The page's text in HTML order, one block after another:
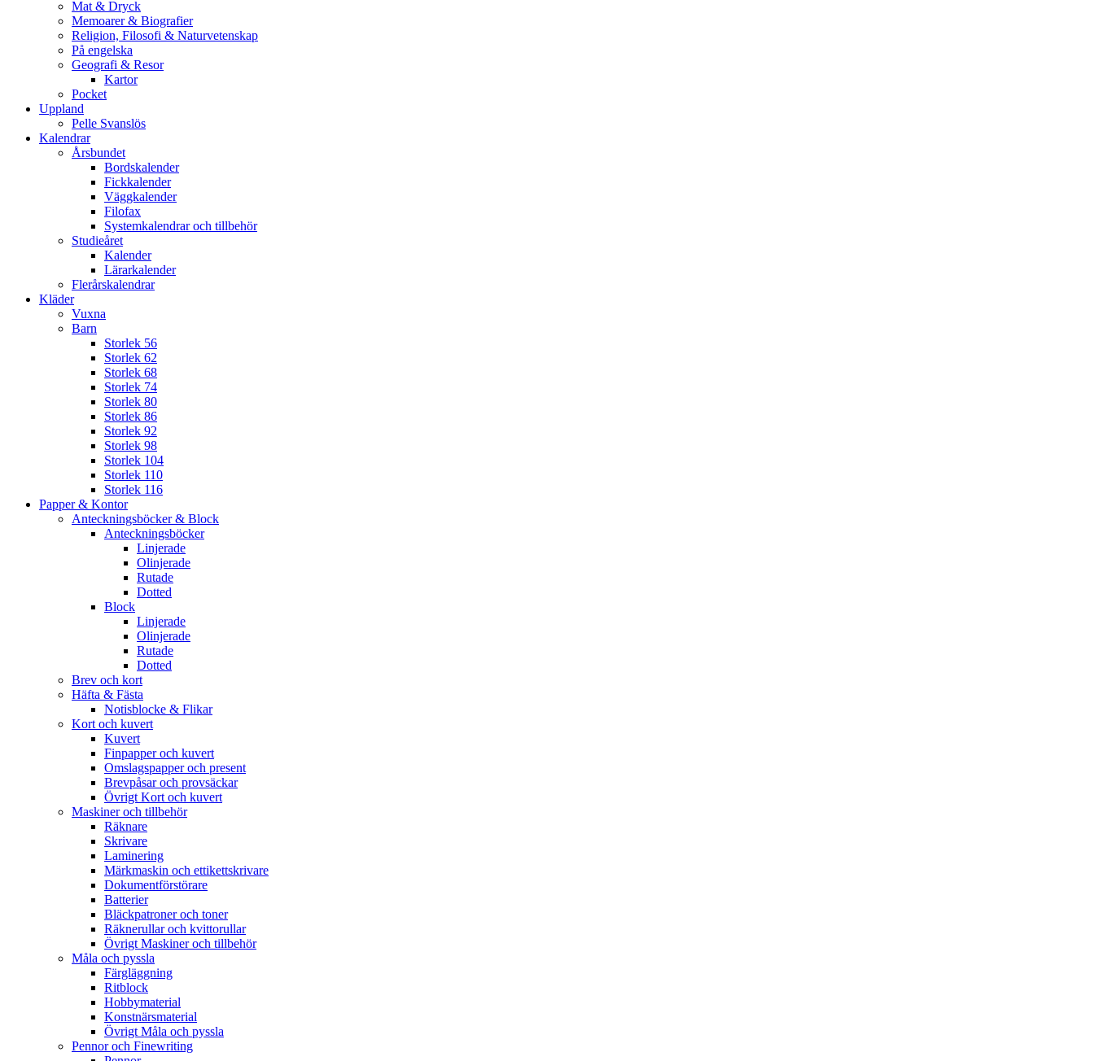
Mat & Dryck
Memoarer & Biografier
Religion, Filosofi & Naturvetenskap
På engelska
Geografi & Resor
Kartor
Pocket
Uppland
Pelle Svanslös
Kalendrar
Årsbundet
Bordskalender
Fickkalender
Väggkalender
Filofax
Systemkalendrar och tillbehör
Studieåret
Kalender
Lärarkalender
Flerårskalendrar
Kläder
Vuxna
Barn
Storlek 56
Storlek 62
Storlek 68
Storlek 74
Storlek 80
Storlek 86
Storlek 92
Storlek 98
Storlek 104
Storlek 110
Storlek 116
Papper & Kontor
Anteckningsböcker & Block
Anteckningsböcker
Linjerade
Olinjerade
Rutade
Dotted
Block
Linjerade
Olinjerade
Rutade
Dotted
Brev och kort
Häfta & Fästa
Notisblocke & Flikar
Kort och kuvert
Kuvert
Finpapper och kuvert
Omslagspapper och present
Brevpåsar och provsäckar
Övrigt Kort och kuvert
Maskiner och tillbehör
Räknare
Skrivare
Laminering
Märkmaskin och ettikettskrivare
Dokumentförstörare
Batterier
Bläckpatroner och toner
Räknerullar och kvittorullar
Övrigt Maskiner och tillbehör
Måla och pyssla
Färgläggning
Ritblock
Hobbymaterial
Konstnärsmaterial
Övrigt Måla och pyssla
Pennor och Finewriting